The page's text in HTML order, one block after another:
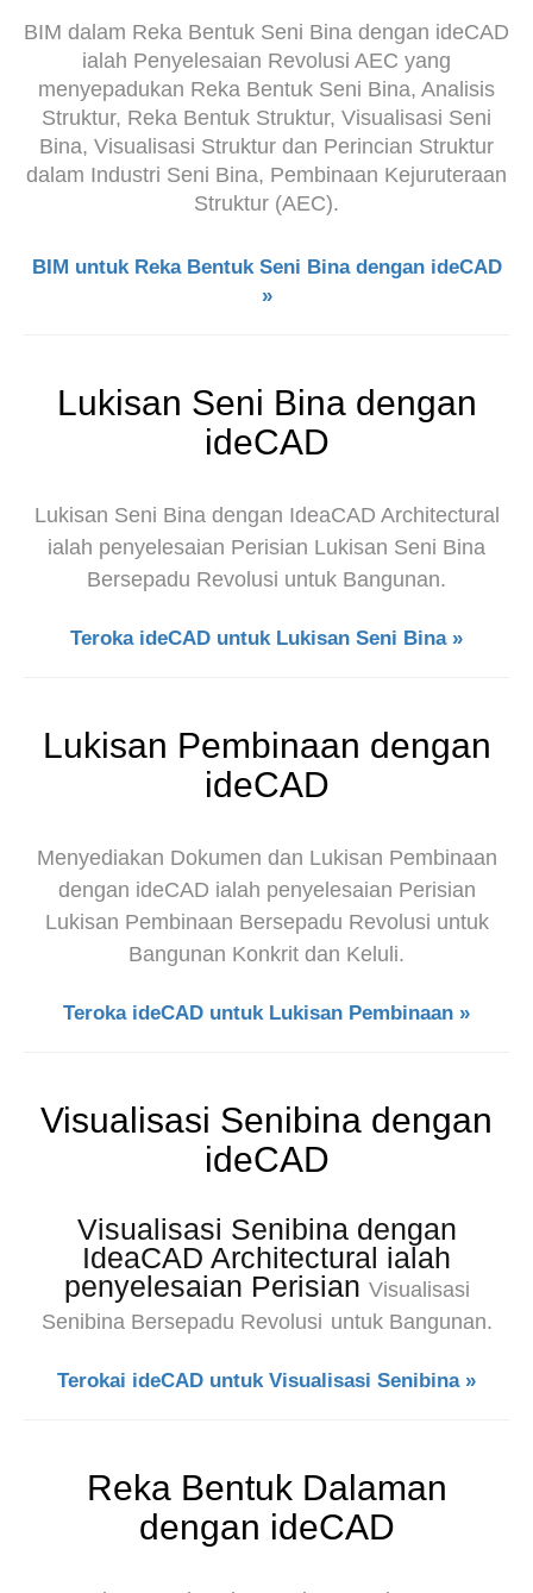
BIM dalam Reka Bentuk Seni Bina dengan ideCAD
ialah Penyelesaian Revolusi AEC yang
menyepadukan Reka Bentuk Seni Bina, Analisis
Struktur, Reka Bentuk Struktur, Visualisasi Seni
Bina, Visualisasi Struktur dan Perincian Struktur
dalam Industri Seni Bina, Pembinaan Kejuruteraan
Struktur (AEC).
BIM untuk Reka Bentuk Seni Bina dengan ideCAD
»
Lukisan Seni Bina dengan
ideCAD
Lukisan Seni Bina dengan IdeaCAD Architectural
ialah penyelesaian Perisian Lukisan Seni Bina
Bersepadu Revolusi untuk Bangunan.
Teroka ideCAD untuk Lukisan Seni Bina »
Lukisan Pembinaan dengan
ideCAD
Menyediakan Dokumen dan Lukisan Pembinaan
dengan ideCAD ialah penyelesaian Perisian
Lukisan Pembinaan Bersepadu Revolusi untuk
Bangunan Konkrit dan Keluli.
Teroka ideCAD untuk Lukisan Pembinaan »
Visualisasi Senibina dengan
ideCAD
Visualisasi Senibina dengan
IdeaCAD Architectural ialah
penyelesaian Perisian Visualisasi
Senibina Bersepadu Revolusi untuk Bangunan.
Terokai ideCAD untuk Visualisasi Senibina »
Reka Bentuk Dalaman
dengan ideCAD